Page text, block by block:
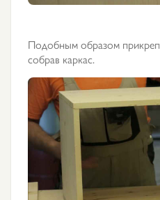
Подобным образом
собрав каркас.